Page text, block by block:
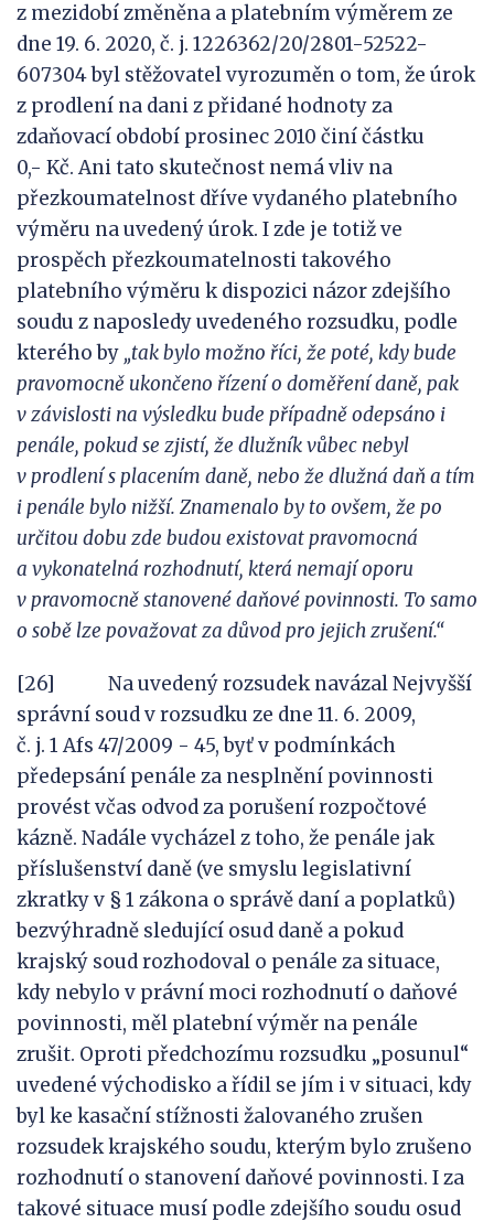
z mezidobí změněna a platebním výměrem ze
dne 19. 6. 2020, č. j. 1226362/20/2801-52522-
607304 byl stěžovatel vyrozuměn o tom, že úrok
z prodlení na dani z přidané hodnoty za
zdaňovací období prosinec 2010 činí částku
0,- Kč. Ani tato skutečnost nemá vliv na
přezkoumatelnost dříve vydaného platebního
výměru na uvedený úrok. I zde je totiž ve
prospěch přezkoumatelnosti takového
platebního výměru k dispozici názor zdejšího
soudu z naposledy uvedeného rozsudku, podle
kterého by „takbylo možno říci, že poté, kdy bude
pravomocně ukončeno řízení o doměření daně, pak
vzávislosti na výsledku bude případně odepsáno i
penále, pokud se zjistí, že dlužník vůbec nebyl
vprodlení splacením daně, nebo že dlužná daň a tím
i penále bylo nižší. Znamenalo by to ovšem, že po
určitou dobu zde budou existovat pravomocná
a vykonatelná rozhodnutí, která nemají oporu
vpravomocně stanovené daňové povinnosti. To samo
o sobě lze považovat za důvod pro jejich zrušení.“
[26] Na uvedený rozsudek navázal Nejvyšší
správní soud v rozsudku ze dne 11. 6. 2009,
č. j. 1 Afs 47/2009 - 45, byť v podmínkách
předepsání penále za nesplnění povinnosti
provést včas odvod za porušení rozpočtové
kázně. Nadále vycházel z toho, že penále jak
příslušenství daně (ve smyslu legislativní
zkratky v § 1 zákona o správě daní a poplatků)
bezvýhradně sledující osud daně a pokud
krajský soud rozhodoval o penále za situace,
kdy nebylo v právní moci rozhodnutí o daňové
povinnosti, měl platební výměr na penále
zrušit. Oproti předchozímu rozsudku „posunul“
uvedené východisko a řídil se jím i v situaci, kdy
byl ke kasační stížnosti žalovaného zrušen
rozsudek krajského soudu, kterým bylo zrušeno
rozhodnutí o stanovení daňové povinnosti. I za
takové situace musí podle zdejšího soudu osud